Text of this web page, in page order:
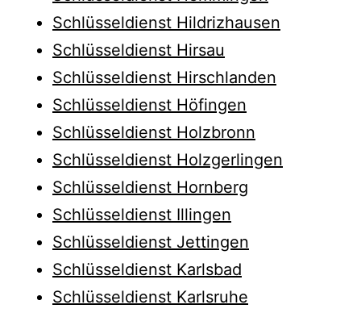
Schlüsseldienst Hildrizhausen
Schlüsseldienst Hirsau
Schlüsseldienst Hirschlanden
Schlüsseldienst Höfingen
Schlüsseldienst Holzbronn
Schlüsseldienst Holzgerlingen
Schlüsseldienst Hornberg
Schlüsseldienst Illingen
Schlüsseldienst Jettingen
Schlüsseldienst Karlsbad
Schlüsseldienst Karlsruhe